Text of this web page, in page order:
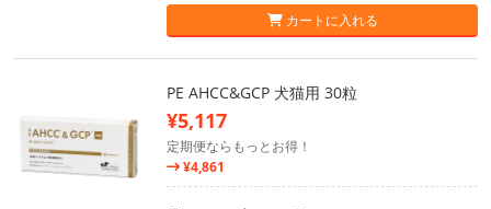
カートに入れる
PE AHCC&GCP 犬猫用 30粒
¥5,117
定期便ならもっとお得！
¥4,861